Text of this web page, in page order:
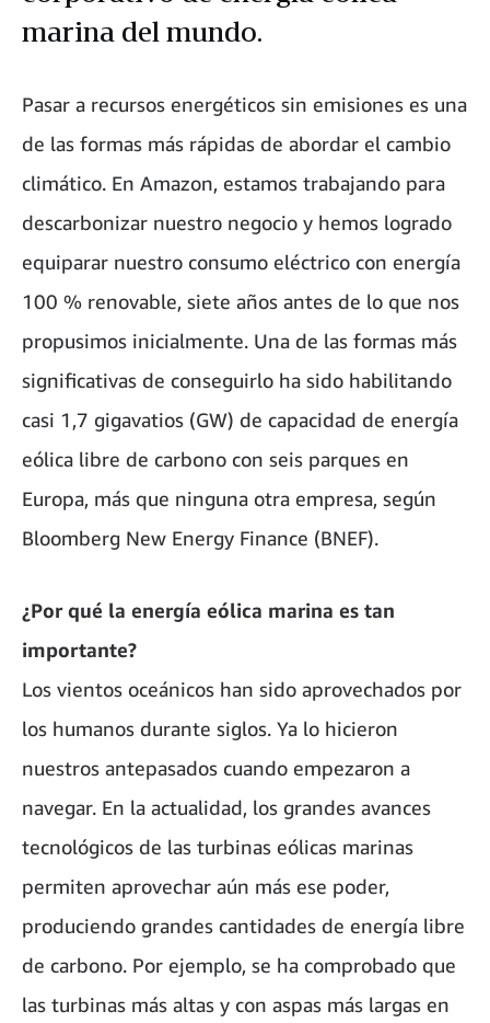
marina del mundo.
Pasar a recursos energéticos sin emisiones es una
de las formas más rápidas de abordar el cambio
climático. En Amazon, estamos trabajando para
descarbonizar nuestro negocio y hemos logrado
equiparar nuestro consumo eléctrico con energía
100 % renovable, siete años antes de lo que nos
propusimos inicialmente. Una de las formas más
significativas de conseguirlo ha sido habilitando
casi 1,7 gigavatios (GW) de capacidad de energía
eólica libre de carbono con seis parques en
Europa, más que ninguna otra empresa, según
Bloomberg New Energy Finance (BNEF).
¿Por qué la energía eólica marina es tan
importante?
Los vientos oceánicos han sido aprovechados por
los humanos durante siglos. Ya lo hicieron
nuestros antepasados cuando empezaron a
navegar. En la actualidad, los grandes avances
tecnológicos de las turbinas eólicas marinas
permiten aprovechar aún más ese poder,
produciendo grandes cantidades de energía libre
de carbono. Por ejemplo, se ha comprobado que
las turbinas más altas y con aspas más largas en